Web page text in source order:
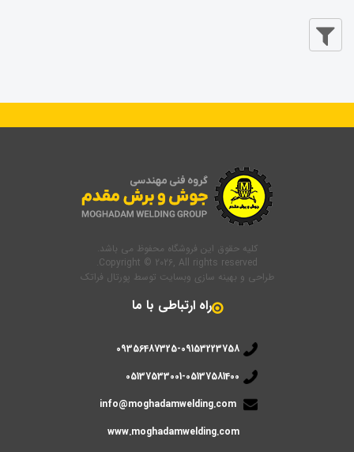
کلیه حقوق این فروشگاه محفوظ می باشد.
Copyright © 2026, All rights reserved.
طراحی و بهینه سازی وبسایت توسط پورتال فراتک
راه ارتباطی با ما
09356487325-09153223758
05137533001-05137581400
info@moghadamwelding.com
www.moghadamwelding.com